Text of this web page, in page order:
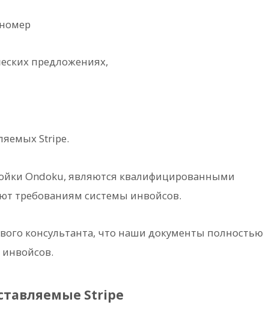
предложениях,
Stripe.
Ondoku, являются квалифицированными
требованиям системы инвойсов.
консультанта, что наши документы полностью
Stripe